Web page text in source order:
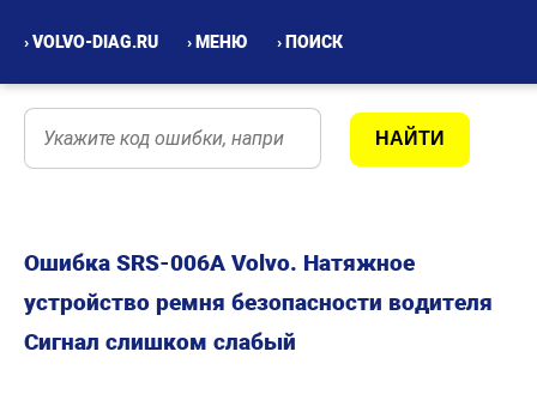
› VOLVO-DIAG.RU › МЕНЮ › ПОИСК
Ошибка SRS-006A Volvo. Натяжное
устройство ремня безопасности водителя
Сигнал слишком слабый